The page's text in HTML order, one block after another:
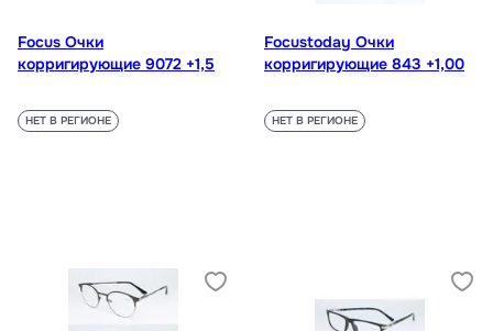
Focus Очки
корригирующие 9072 +1,5
НЕТ В РЕГИОНЕ
Focustoday Очки
корригирующие 843 +1,00
НЕТ В РЕГИОНЕ